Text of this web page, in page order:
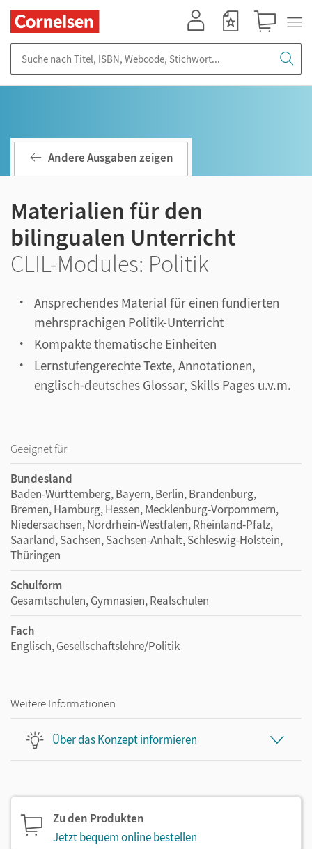
Andere Ausgaben zeigen
Materialien für den
bilingualen Unterricht
CLIL-Modules: Politik
Ansprechendes Material für einen fundierten
mehrsprachigen Politik-Unterricht
Kompakte thematische Einheiten
Lernstufengerechte Texte, Annotationen,
englisch-deutsches Glossar, Skills Pages u.v.m.
Geeignet für
Bundesland
Baden-Württemberg, Bayern, Berlin, Brandenburg,
Bremen, Hamburg, Hessen, Mecklenburg-Vorpommern,
Niedersachsen, Nordrhein-Westfalen, Rheinland-Pfalz,
Saarland, Sachsen, Sachsen-Anhalt, Schleswig-Holstein,
Thüringen
Schulform
Gesamtschulen, Gymnasien, Realschulen
Fach
Englisch, Gesellschaftslehre/Politik
Weitere Informationen
Über das Konzept informieren
Zu den Produkten
Jetzt bequem online bestellen